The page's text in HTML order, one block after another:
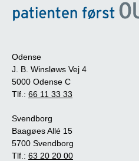
Odense
J. B. Winsløws Vej 4
5000 Odense C
Tlf.: 66 11 33 33
Svendborg
Baagøes Allé 15
5700 Svendborg
Tlf.: 63 20 20 00